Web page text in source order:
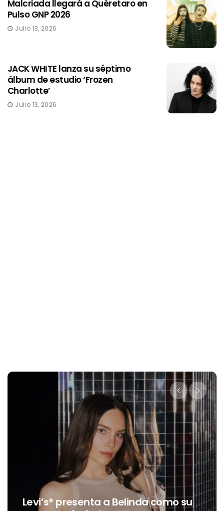
Malcriada llegará a Quéretaro en
Pulso GNP 2026
Julio 13, 2026
JACK WHITE lanza su séptimo
álbum de estudio ‘Frozen
Charlotte’
Julio 13, 2026
Destino Dos Equis 2026: La gran
celebración sonora que